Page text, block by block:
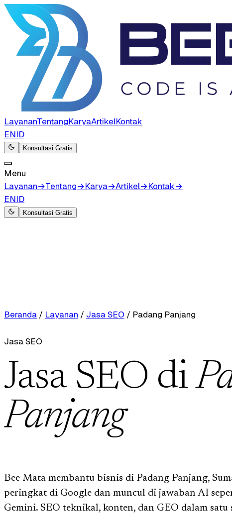
LayananTentangKaryaArtikelKontak
ENID
Konsultasi Gratis
Menu
Layanan→Tentang→Karya→Artikel→Kontak→
ENID
Konsultasi Gratis
Beranda / Layanan / Jasa SEO / Padang Panjang
Jasa SEO
Jasa SEO di
Panjang
Bee Mata membantu bisnis di Padang Panjang,
peringkat di Google dan muncul di jawaban AI
Gemini. SEO teknikal, konten, dan GEO dalam satu